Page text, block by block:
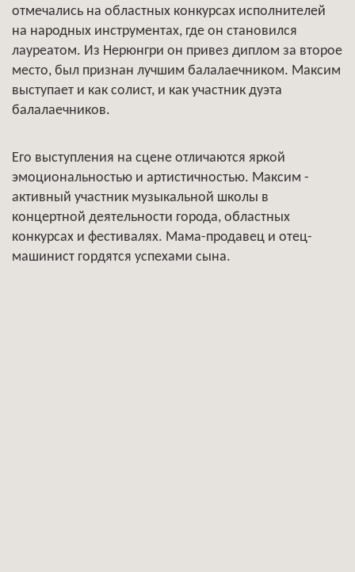
отмечались на областных конкурсах исполнителей
на народных инструментах, где он становился
лауреатом. Из Нерюнгри он привез диплом за второе
место, был признан лучшим балалаечником. Максим
выступает и как солист, и как участник дуэта
балалаечников.
Его выступления на сцене отличаются яркой
эмоциональностью и артистичностью. Максим -
активный участник музыкальной школы в
концертной деятельности города, областных
конкурсах и фестивалях. Мама-продавец и отец-
машинист гордятся успехами сына.